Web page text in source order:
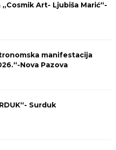
Art- Ljubiša Marić“-
manifestacija
Nova Pazova
Surduk